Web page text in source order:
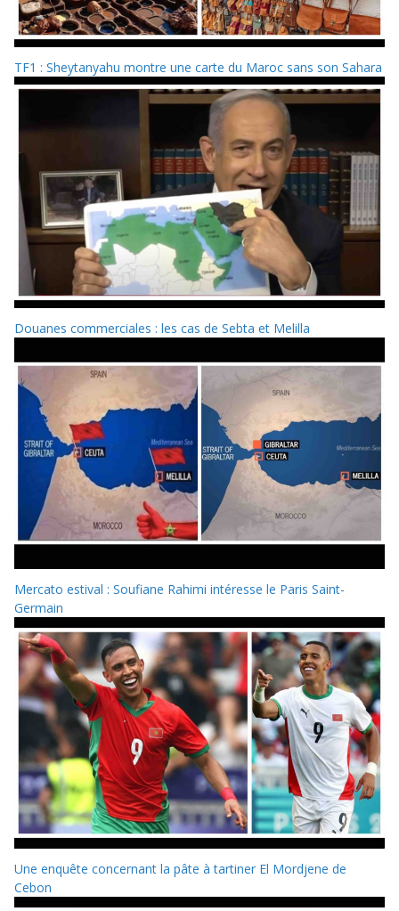
TF1 : Sheytanyahu montre une carte du Maroc sans son Sahara
Douanes commerciales : les cas de Sebta et Melilla
Mercato estival : Soufiane Rahimi intéresse le Paris Saint-
Germain
Une enquête concernant la pâte à tartiner El Mordjene de
Cebon